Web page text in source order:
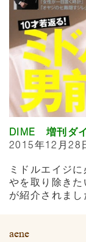
DIME 増刊ダ
2015年12月28
ミドルエイジ
やを取り除きた
が紹介されまし
aene